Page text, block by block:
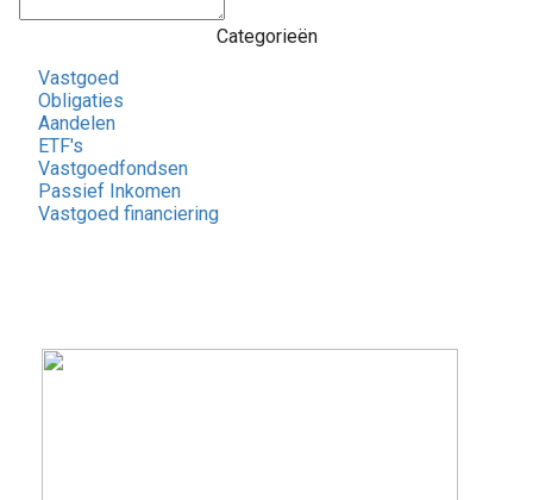
Categorieën
Vastgoed
Obligaties
Aandelen
ETF's
Vastgoedfondsen
Passief Inkomen
Vastgoed financiering